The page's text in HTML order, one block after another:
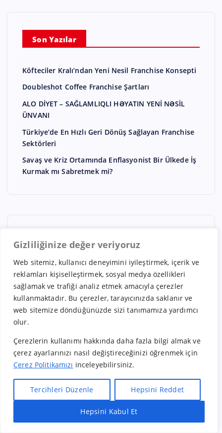
Gizliliğinize değer veriyoruz
Web sitemiz, kullanıcı deneyimini iyileştirmek, içerik ve
reklamları kişiselleştirmek, sosyal medya özellikleri
sağlamak ve trafiği analiz etmek amacıyla çerezler
kullanmaktadır. Bu çerezler, tarayıcınızda saklanır ve
web sitemize döndüğünüzde sizi tanımamıza yardımcı
olur.
Çerezlerin kullanımı hakkında daha fazla bilgi almak ve
çerez ayarlarınızı nasıl değiştireceğinizi öğrenmek için
Çerez Politikamızı inceleyebilirsiniz.
Tercihleri Düzenle Hepsini Reddet
Hepsini Kabul Et
Son Yazılar
Köfteciler Kralı’ndan Yeni Nesil Franchise Konsepti
Doubleshot Coffee Franchise Şartları
ALO DİYET – SAĞLAMLIQLI HƏYATIN YENİ NƏSİL
ÜNVANI
Türkiye’de En Hızlı Geri Dönüş Sağlayan Franchise
Sektörleri
Savaş ve Kriz Ortamında Enflasyonist Bir Ülkede İş
Kurmak mı Sabretmek mi?
Arşivler
Temmuz 2026
Mayıs 2026
Nisan 2026
Mart 2026
Şubat 2026
Ocak 2026
Kasım 2025
Eylül 2025
Hızlı Bayilik Al